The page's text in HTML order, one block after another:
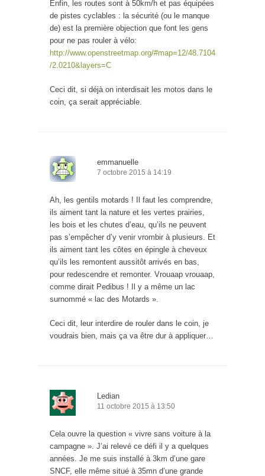
Enfin, les routes sont à 50km/h et pas équipées
de pistes cyclables : la sécurité (ou le manque
de) est la première objection que font les gens
pour ne pas rouler à vélo:
http://www.openstreetmap.org/#map=12/48.7104
/2.0210&layers=C
Ceci dit, si déjà on interdisait les motos dans le
coin, ça serait appréciable.
emmanuelle
7 octobre 2015 à 14:19
Ah, les gentils motards ! Il faut les comprendre,
ils aiment tant la nature et les vertes prairies,
les bois et les chutes d’eau, qu’ils ne peuvent
pas s’empêcher d’y venir vrombir à plusieurs. Et
ils aiment tant les côtes en épingle à cheveux
qu’ils les remontent aussitôt arrivés en bas,
pour redescendre et remonter. Vrouaap vrouaap,
comme dirait Pedibus ! Il y a même un lac
surnommé « lac des Motards ».
Ceci dit, leur interdire de rouler dans le coin, je
voudrais bien, mais ça va être dur à appliquer…
Ledian
11 octobre 2015 à 13:50
Cela ouvre la question « vivre sans voiture à la
campagne ». J’ai relevé ce défi il y a quelques
années. Je me suis installé à 3km d’une gare
SNCF, elle même situé à 35mn d’une grande